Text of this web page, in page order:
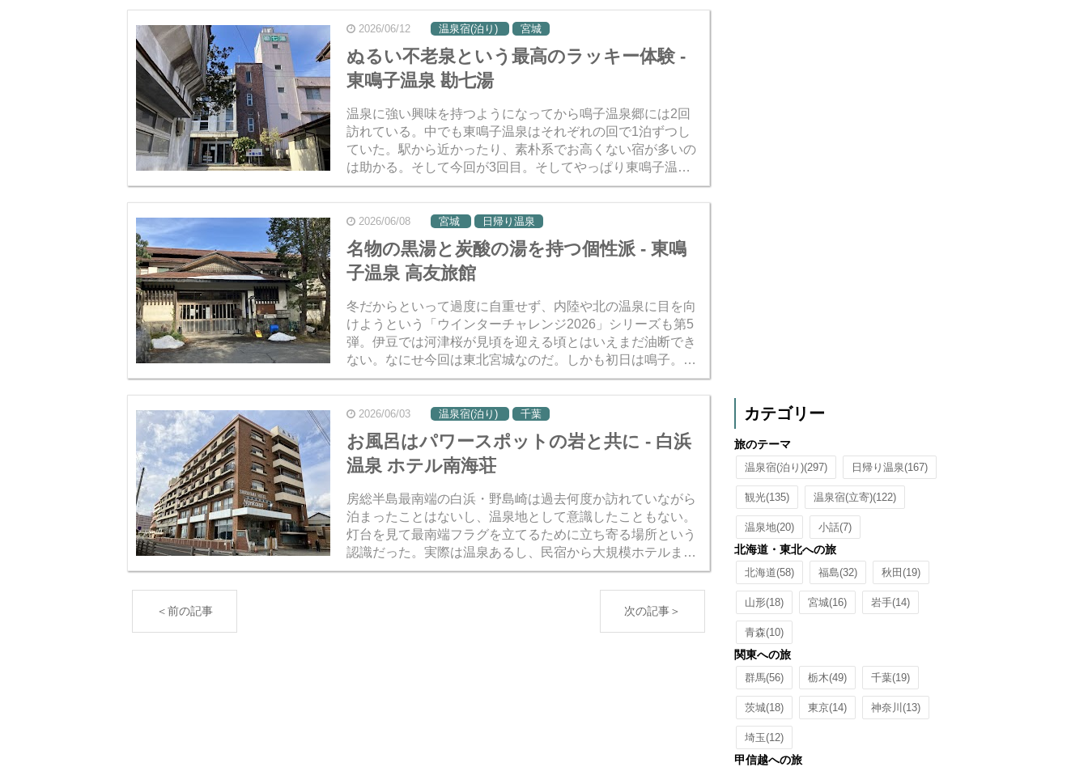
泊は全般...
2026/06/12 温泉宿(泊り) 宮城
ぬるい不老泉という最高のラッキー体験 -
東鳴子温泉 勘七湯
温泉に強い興味を持つようになってから鳴子温泉郷には2回
訪れている。中でも東鳴子温泉はそれぞれの回で1泊ずつし
ていた。駅から近かったり、素朴系でお高くない宿が多いの
は助かる。そして今回が3回目。そしてやっぱり東鳴子温泉
に泊まることになった。冬だから積雪が多くなった場合にも
対応できる...
2026/06/08 宮城 日帰り温泉
名物の黒湯と炭酸の湯を持つ個性派 - 東鳴
子温泉 高友旅館
冬だからといって過度に自重せず、内陸や北の温泉に目を向
けようという「ウインターチャレンジ2026」シリーズも第5
弾。伊豆では河津桜が見頃を迎える頃とはいえまだ油断でき
ない。なにせ今回は東北宮城なのだ。しかも初日は鳴子。寒
さと雪の具合は想像以上かもしれない。 幸い旅行期間に寒波
は来...
2026/06/03 温泉宿(泊り) 千葉
お風呂はパワースポットの岩と共に - 白浜
温泉 ホテル南海荘
房総半島最南端の白浜・野島崎は過去何度か訪れていながら
泊まったことはないし、温泉地として意識したこともない。
灯台を見て最南端フラグを立てるために立ち寄る場所という
認識だった。実際は温泉あるし、民宿から大規模ホテルまで
温泉宿もいろいろある。 冬の房総めぐりグループ旅行は計画
＜前の記事 次の記事＞
カテゴリー
旅のテーマ
温泉宿(泊り)(297) 日帰り温泉(167)
観光(135) 温泉宿(立寄)(122)
温泉地(20) 小話(7)
北海道・東北への旅
北海道(58) 福島(32) 秋田 (19)
山形(18) 宮城(16) 岩手(14)
青森(10)
関東への旅
群馬(56) 栃木(49) 千葉(19)
茨城(18) 東京(14) 神奈川 (13)
埼玉(12)
甲信越への旅